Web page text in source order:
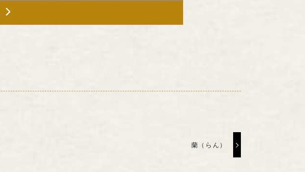
蘭（らん）